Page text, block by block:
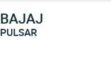
BAJAJ
PULSAR